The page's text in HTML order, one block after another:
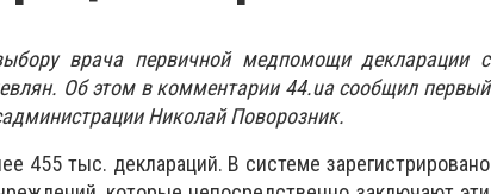
врача первичной медпомощи декларации с
Об этом в комментарии 44.ua сообщил первый
Николай Поворозник.
455 тыс. деклараций. В системе зарегистрировано